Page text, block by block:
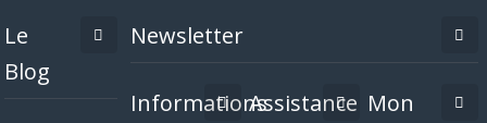
Le
Blog
Newsletter
InformationsAssistance Mon